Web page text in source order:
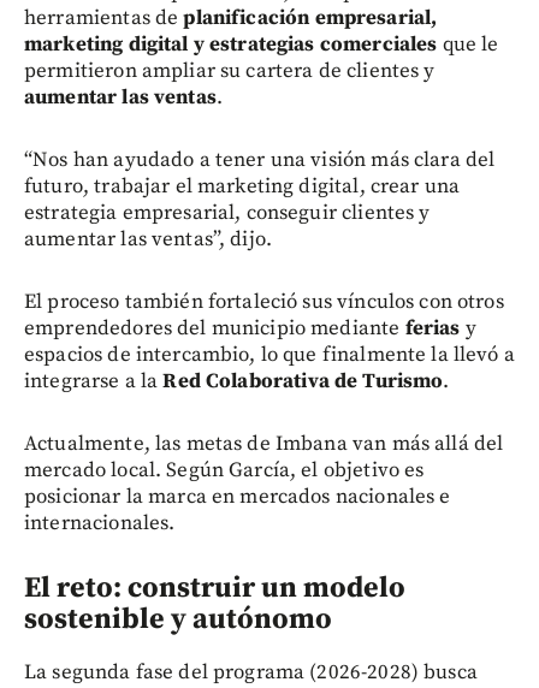
herramientas deplanificación empresarial,
marketing digital y estrategias comerciales que le
permitieron ampliar su cartera de clientes y
aumentar las ventas.
“Nos han ayudado a tener una visión más clara del
futuro, trabajar el marketing digital, crear una
estrategia empresarial, conseguir clientes y
aumentar las ventas”, dijo.
El proceso también fortaleció sus vínculos con otros
emprendedores del municipio mediante ferias y
espacios de intercambio, lo que finalmente la llevó a
integrarse a laRed Colaborativa de Turismo.
Actualmente, las metas de Imbana van más allá del
mercado local. Según García, el objetivo es
posicionar la marca en mercados nacionales e
internacionales.
El reto: construir un modelo
sostenible y autónomo
La segunda fase del programa (2026-2028) busca